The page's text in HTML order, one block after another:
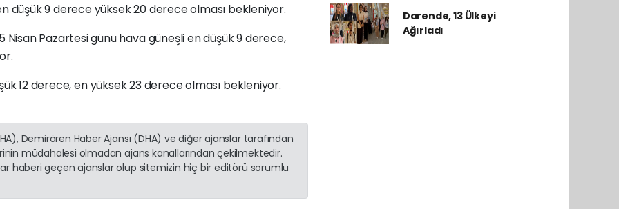
düşük 9 derece yüksek 20 derece olması bekleniyor.
Nisan Pazartesi günü hava güneşli en düşük 9 derece,
12 derece, en yüksek 23 derece olması bekleniyor.
Demirören Haber Ajansı (DHA) ve diğer ajanslar tarafından
müdahalesi olmadan ajans kanallarından çekilmektedir.
haberi geçen ajanslar olup sitemizin hiç bir editörü sorumlu
Darende, 13 Ülkeyi
Ağırladı